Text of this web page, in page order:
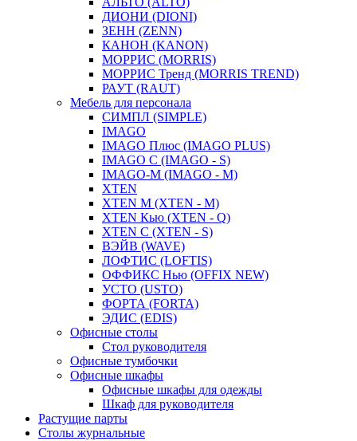
ДИОНИ (DIONI)
ЗЕНН (ZENN)
КАНОН (KANON)
МОРРИС (MORRIS)
МОРРИС Тренд (MORRIS TREND)
РАУТ (RAUT)
Мебель для персонала
СИМПЛ (SIMPLE)
IMAGO
IMAGO Плюс (IMAGO PLUS)
IMAGO С (IMAGO - S)
IMAGO-M (IMAGO - M)
XTEN
XTEN M (XTEN - M)
XTEN Кью (XTEN - Q)
XTEN С (XTEN - S)
ВЭЙВ (WAVE)
ЛОФТИС (LOFTIS)
ОФФИКС Нью (OFFIX NEW)
УСТО (USTO)
ФОРТА (FORTA)
ЭДИС (EDIS)
Офисные столы
Стол руководителя
Офисные тумбочки
Офисные шкафы
Офисные шкафы для одежды
Шкаф для руководителя
Растущие парты
Столы журнальные